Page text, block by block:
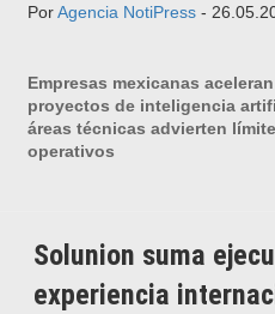
PorAgencia NotiPress -
Empresas mexicanas
proyectos de inteligencia
áreas técnicas advierten
operativos
Solunion suma
experiencia